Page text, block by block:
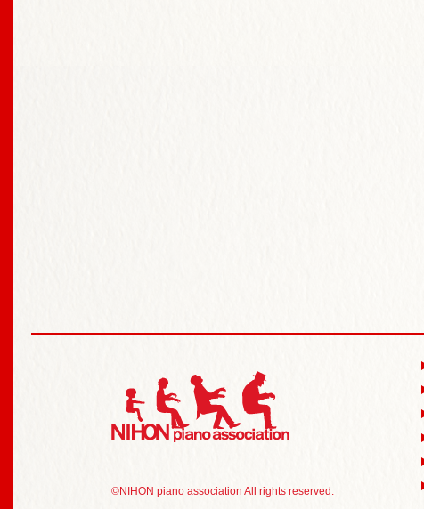
日本ピアノ研究会
©NIHON piano association All rights reserved.